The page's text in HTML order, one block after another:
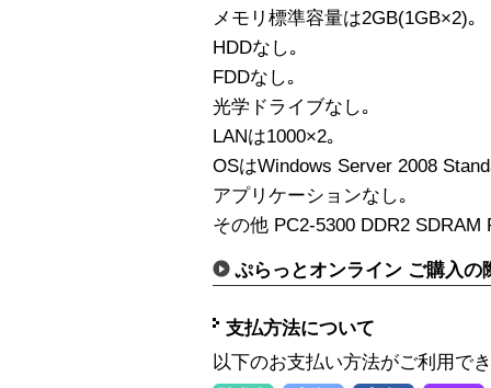
メモリ標準容量は2GB(1GB×2)｡
HDDなし｡
FDDなし｡
光学ドライブなし｡
LANは1000×2｡
OSはWindows Server 2008
アプリケーションなし｡
その他 PC2-5300 DDR2 SDRAM
ぷらっとオンライン ご購入の
支払方法について
以下のお支払い方法がご利用で